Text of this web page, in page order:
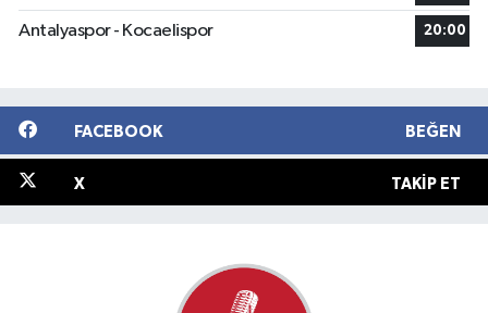
Antalyaspor - Kocaelispor 20:00
FACEBOOK BEĞEN
X TAKIP ET